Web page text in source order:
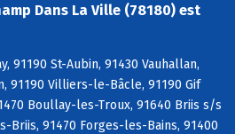
Dans La Ville (78180) est
91190 St-Aubin, 91430 Vauhallan,
91190 Villiers-le-Bâcle, 91190 Gif
Boullay-les-Troux, 91640 Briis s/s
Briis, 91470 Forges-les-Bains, 91400